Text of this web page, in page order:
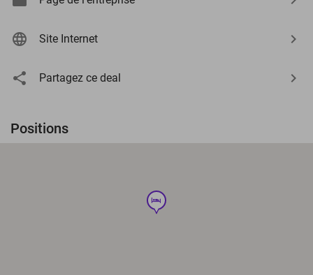
Site Internet
Partagez ce deal
Positions
hotel